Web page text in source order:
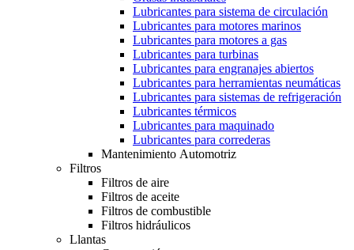
Lubricantes para sistema de circulación
Lubricantes para motores marinos
Lubricantes para motores a gas
Lubricantes para turbinas
Lubricantes para engranajes abiertos
Lubricantes para herramientas neumáticas
Lubricantes para sistemas de refrigeración
Lubricantes térmicos
Lubricantes para maquinado
Lubricantes para correderas
Mantenimiento Automotriz
Filtros
Filtros de aire
Filtros de aceite
Filtros de combustible
Filtros hidráulicos
Llantas